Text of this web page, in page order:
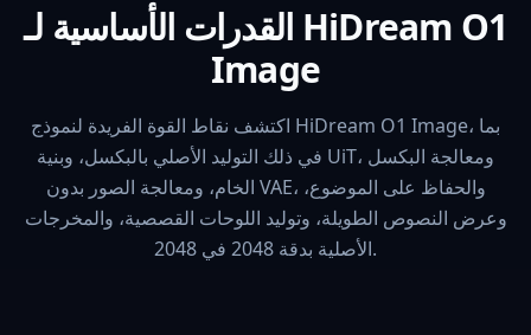
القدرات الأساسية لـ HiDream O1
Image
اكتشف نقاط القوة الفريدة لنموذج HiDream O1 Image، بما
في ذلك التوليد الأصلي بالبكسل، وبنية UiT، ومعالجة البكسل
الخام، ومعالجة الصور بدون VAE، والحفاظ على الموضوع،
وعرض النصوص الطويلة، وتوليد اللوحات القصصية، والمخرجات
الأصلية بدقة 2048 في 2048.